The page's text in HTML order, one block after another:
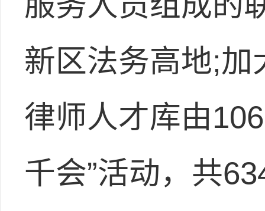
新区法务高地;
律师人才库由
千会”活动，共